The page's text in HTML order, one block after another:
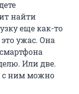
найти
еще как-то
ужас. Она
Или две.
с ним можно